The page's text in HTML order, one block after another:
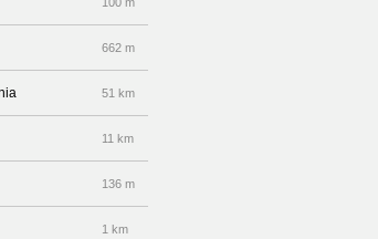
662 m
51 km
11 km
136 m
1 km